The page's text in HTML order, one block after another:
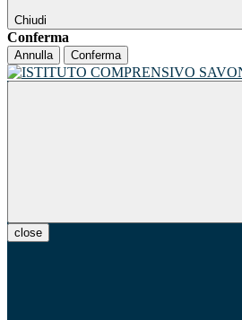
Chiudi
Conferma
Annulla Conferma
close